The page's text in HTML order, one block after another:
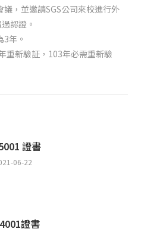
，並邀請SGS公司來校進行外
認證。
年。
重新驗証，103年必需重新驗
證書
06-22
證書